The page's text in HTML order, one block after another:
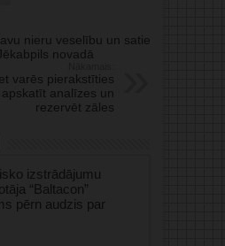
nieru veselību un satiec
novadā
varēs pierakstīties
analīzes un
rezervēt zāles
izstrādājumu
“Baltacon”
pērn audzis par